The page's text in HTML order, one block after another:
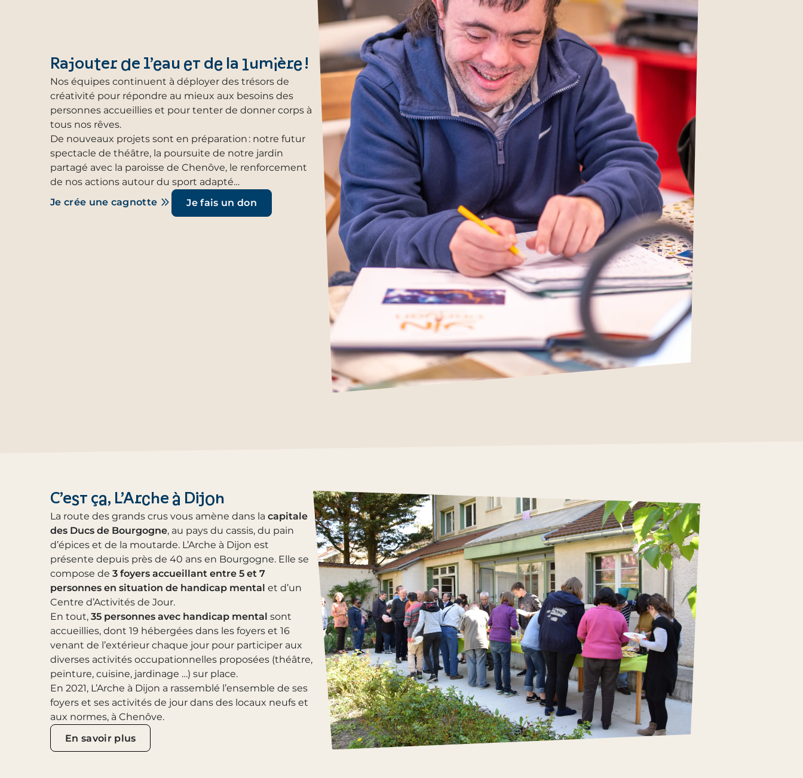
Rajouter de l’eau et de la lumière !
Nos équipes continuent à déployer des trésors de
créativité pour répondre au mieux aux besoins des
personnes accueillies et pour tenter de donner corps à
tous nos rêves.
De nouveaux projets sont en préparation : notre futur
spectacle de théâtre, la poursuite de notre jardin
partagé avec la paroisse de Chenôve, le renforcement
de nos actions autour du sport adapté…
Je crée une cagnotte
Je fais un don
C’est ça, L’Arche à Dijon
La route des grands crus vous amène dans la capitale
des Ducs de Bourgogne, au pays du cassis, du pain
d’épices et de la moutarde. L’Arche à Dijon est
présente depuis près de 40 ans en Bourgogne. Elle se
compose de 3 foyers accueillant entre 5 et 7
personnes en situation de handicap mental et d’un
Centre d’Activités de Jour.
En tout, 35 personnes avec handicap mental sont
accueillies, dont 19 hébergées dans les foyers et 16
venant de l’extérieur chaque jour pour participer aux
diverses activités occupationnelles proposées (théâtre,
peinture, cuisine, jardinage …) sur place.
En 2021, L’Arche à Dijon a rassemblé l’ensemble de ses
foyers et ses activités de jour dans des locaux neufs et
aux normes, à Chenôve.
En savoir plus